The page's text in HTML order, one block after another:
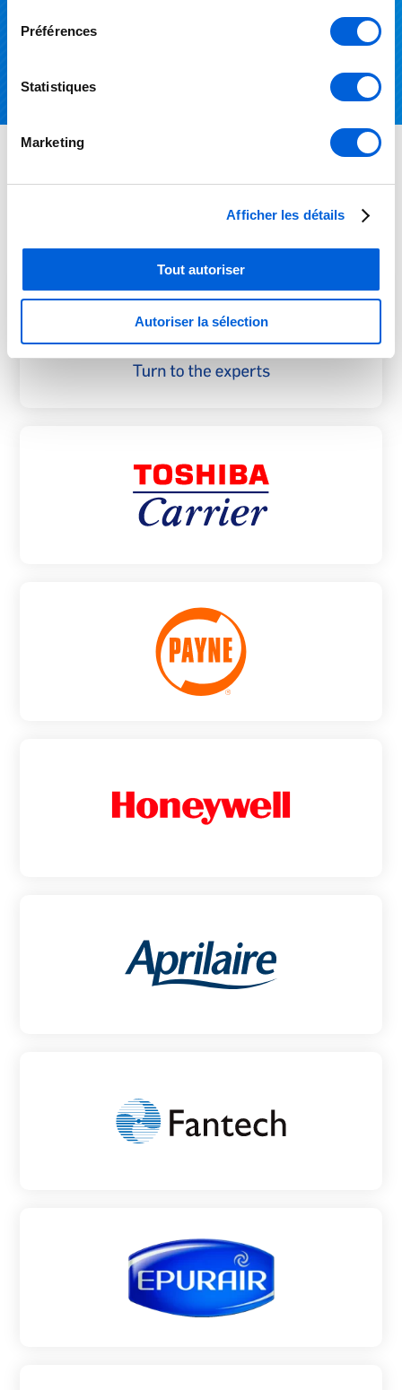
Préférences
Statistiques
Marketing
Afficher les détails
Tout autoriser
Autoriser la sélection
Brandsavailable in store